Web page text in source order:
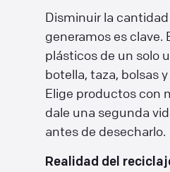
Disminuir la
generamos es clave.
plásticos de un solo
botella, taza, bolsas
Elige productos con
dale una segunda
antes de desecharlo.
Realidad del